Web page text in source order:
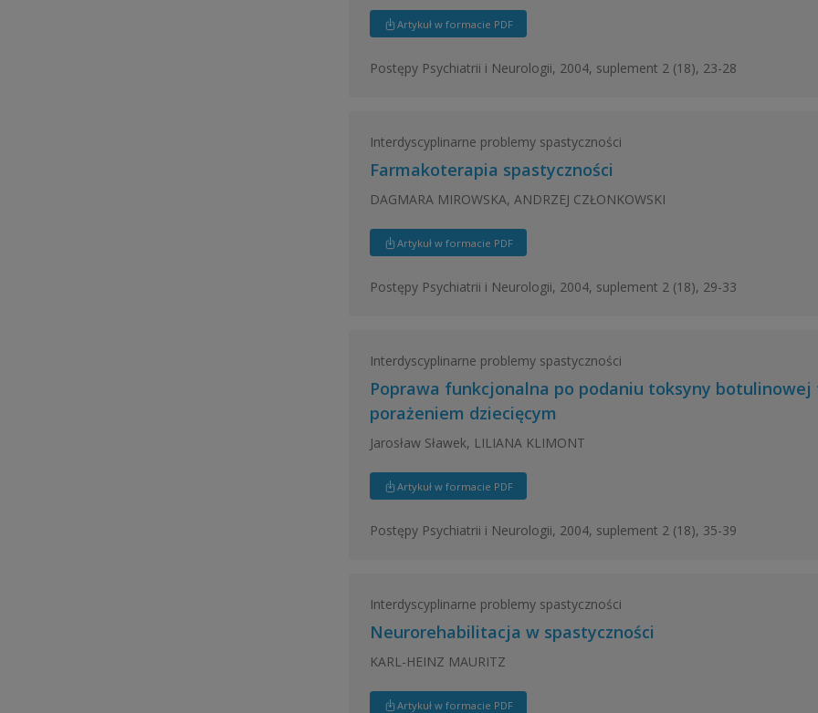
Artykuł w formacie PDF
Postępy Psychiatrii i Neurologii, 2004, suplement 2 (18), 23-28
Interdyscyplinarne problemy spastyczności
Farmakoterapia spastyczności
DAGMARA MIROWSKA, ANDRZEJ CZŁONKOWSKI
Artykuł w formacie PDF
Postępy Psychiatrii i Neurologii, 2004, suplement 2 (18), 29-33
Interdyscyplinarne problemy spastyczności
Poprawa funkcjonalna po podaniu toksyny botulinowej
porażeniem dziecięcym
Jarosław Sławek, LILIANA KLIMONT
Artykuł w formacie PDF
Postępy Psychiatrii i Neurologii, 2004, suplement 2 (18), 35-39
Interdyscyplinarne problemy spastyczności
Neurorehabilitacja w spastyczności
KARL-HEINZ MAURITZ
Artykuł w formacie PDF